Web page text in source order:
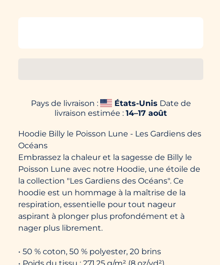
Pays de livraison : États-Unis Date de
livraison estimée : 14⁠–17 août
Hoodie Billy le Poisson Lune - Les Gardiens des
Océans
Embrassez la chaleur et la sagesse de Billy le
Poisson Lune avec notre Hoodie, une étoile de
la collection "Les Gardiens des Océans". Ce
hoodie est un hommage à la maîtrise de la
respiration, essentielle pour tout nageur
aspirant à plonger plus profondément et à
nager plus librement.
• 50 % coton, 50 % polyester, 20 brins